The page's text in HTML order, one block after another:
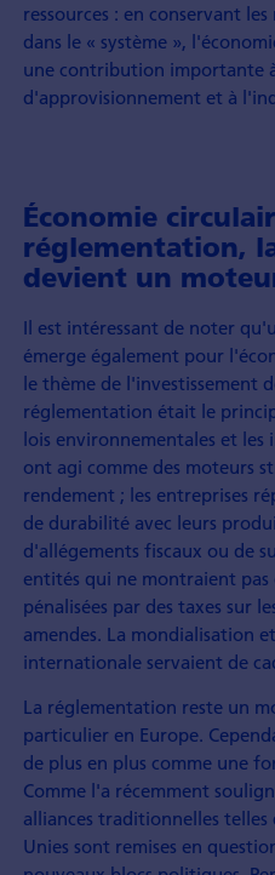
ressources : en conservant
dans le « système »,
une contribution importante
d'approvisionnement et à
Économie
réglementation,
devient un
Il est intéressant de noter
émerge également pour
le thème de l'investissement
réglementation était le
lois environnementales et
ont agi comme des moteurs
rendement ; les entreprises
de durabilité avec leurs
d'allégements fiscaux ou de
entités qui ne montraient
pénalisées par des taxes sur
amendes. La mondialisation
internationale servaient de
La réglementation reste un
particulier en Europe.
de plus en plus comme une
Comme l'a récemment
alliances traditionnelles telles
Unies sont remises en